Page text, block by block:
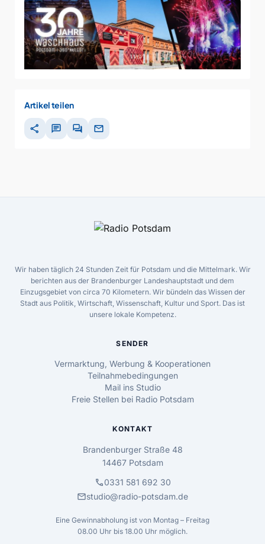
Artikel teilen
share chat forum mail
Wir haben täglich 24 Stunden Zeit für Potsdam und die Mittelmark. Wir
berichten aus der Brandenburger Landeshauptstadt und dem
Einzugsgebiet von circa 70 Kilometern. Wir bündeln das Wissen der
Stadt aus Politik, Wirtschaft, Wissenschaft, Kultur und Sport. Das ist
unsere lokale Kompetenz.
SENDER
Vermarktung, Werbung & Kooperationen
Teilnahmebedingungen
Mail ins Studio
Freie Stellen bei Radio Potsdam
KONTAKT
Brandenburger Straße 48
14467 Potsdam
call0331 581 692 30
mailstudio@radio-potsdam.de
Eine Gewinnabholung ist von Montag – Freitag
08.00 Uhr bis 18.00 Uhr möglich.